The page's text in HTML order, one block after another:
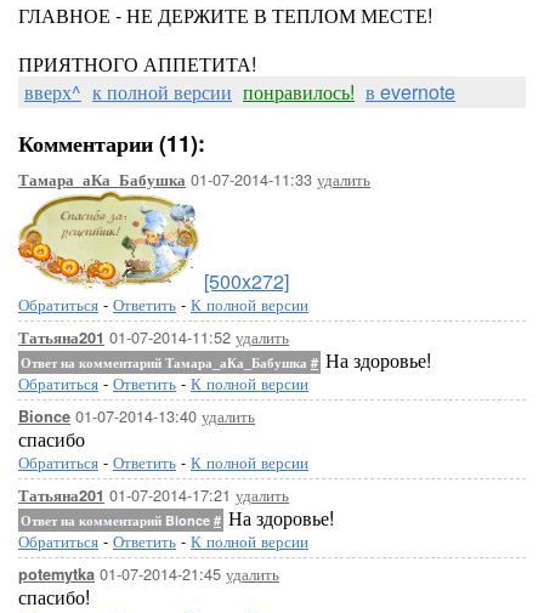
ГЛАВНОЕ - НЕ ДЕРЖИТЕ В ТЕПЛОМ МЕСТЕ!
ПРИЯТНОГО АППЕТИТА!
вверх^ к полной версии понравилось! в evernote
Комментарии (11):
Тамара_аКа_Бабушка 01-07-2014-11:33 удалить
[500x272]
Обратиться - Ответить - К полной версии
Татьяна201 01-07-2014-11:52 удалить
Ответ на комментарий Тамара_аКа_Бабушка # На здоровье!
Обратиться - Ответить - К полной версии
Bionce 01-07-2014-13:40 удалить
спасибо
Обратиться - Ответить - К полной версии
Татьяна201 01-07-2014-17:21 удалить
Ответ на комментарий Bionce # На здоровье!
Обратиться - Ответить - К полной версии
potemytka 01-07-2014-21:45 удалить
спасибо!